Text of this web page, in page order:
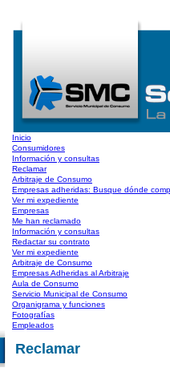
Inicio
Consumidores
Información y consultas
Reclamar
Arbitraje de Consumo
Empresas adheridas: Busque dónde
Ver mi expediente
Empresas
Me han reclamado
Información y consultas
Redactar su contrato
Ver mi expediente
Arbitraje de Consumo
Empresas Adheridas al Arbitraje
Aula de Consumo
Servicio Municipal de Consumo
Organigrama y funciones
Fotografías
Empleados
Reclamar